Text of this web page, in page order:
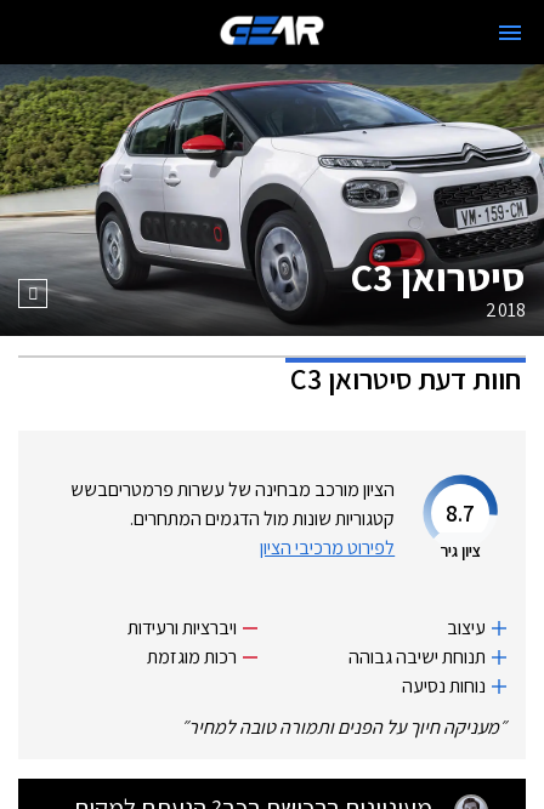
סיטרואן C3
2018
חוות דעתסיטרואן C3
8.7
ציון גיר
הציון מורכב מבחינה של עשרות פרמטריםבשש
קטגוריות שונות מול הדגמים המתחרים.
לפירוט מרכיבי הציון
עיצוב
תנוחת ישיבה גבוהה
נוחות נסיעה
ויברציות ורעידות
רכות מוגזמת
״מעניקה חיוך על הפנים ותמורה טובה למחיר״